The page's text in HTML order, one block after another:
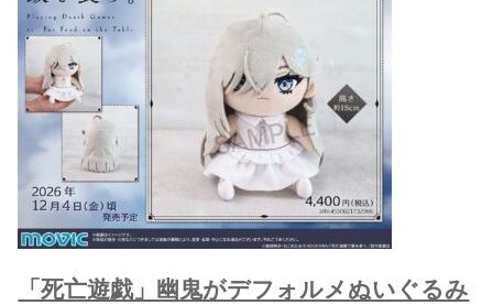
「死亡遊戯」幽鬼がデフォルメぬいぐるみ